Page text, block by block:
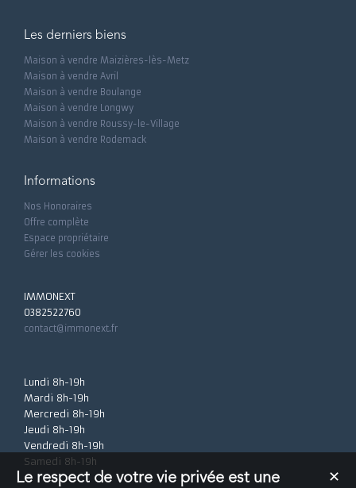
Les derniers biens
Maison à vendre Maizières-lès-Metz
Maison à vendre Avril
Maison à vendre Boulange
Maison à vendre Longwy
Maison à vendre Roussy-le-Village
Maison à vendre Rodemack
Informations
Nos Honoraires
Offre complète
Espace propriétaire
Gérer les cookies
IMMONEXT
0382522760
contact@immonext.fr
Lundi 8h-19h
Mardi 8h-19h
Mercredi 8h-19h
Jeudi 8h-19h
Vendredi 8h-19h
Samedi 8h-19h
✕
Le respect de votre vie privée est une